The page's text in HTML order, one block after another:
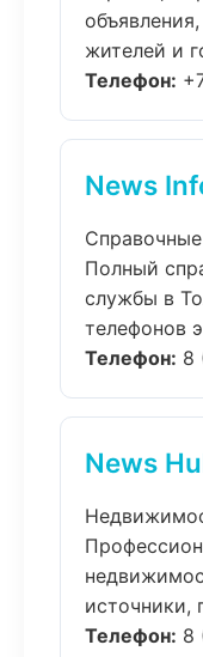
жителей и
Телефон:
News
Полный
службы в
телефонов
Телефон: 8
News
источники,
Телефон: 8